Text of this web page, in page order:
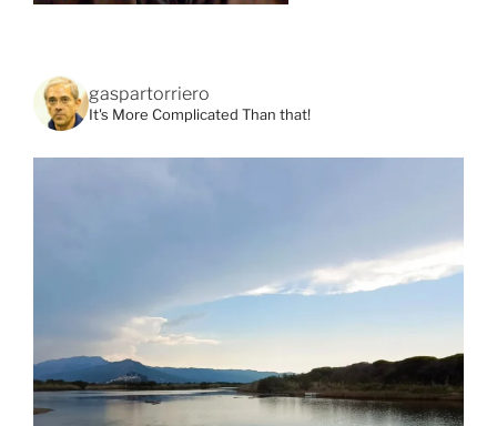
gaspartorriero
It's More Complicated Than that!